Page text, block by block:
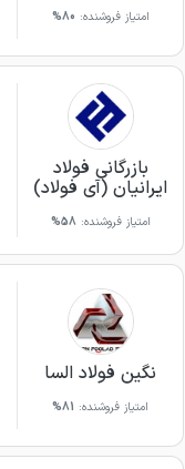
امتیاز فروشنده: 80%
بازرگانی فولاد
ایرانیان (آی فولاد)
امتیاز فروشنده: 58%
نگین فولاد السا
امتیاز فروشنده: 81%